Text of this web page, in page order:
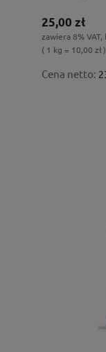
25,00 zł
zawiera 8%
( 1 kg = 10,00 zł )
Cena netto: